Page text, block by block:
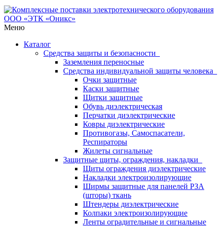
Меню
Каталог
Средства защиты и безопасности
Заземления переносные
Средства индивидуальной защиты человека
Очки защитные
Каски защитные
Щитки защитные
Обувь диэлектрическая
Перчатки диэлектрические
Ковры диэлектрические
Противогазы, Самоспасатели,
Респираторы
Жилеты сигнальные
Защитные щиты, ограждения, накладки
Щиты ограждения диэлектрические
Накладки электроизолирующие
Ширмы защитные для панелей РЗА
(шторы) ткань
Штендеры диэлектрические
Колпаки электроизолирующие
Ленты оградительные и сигнальные